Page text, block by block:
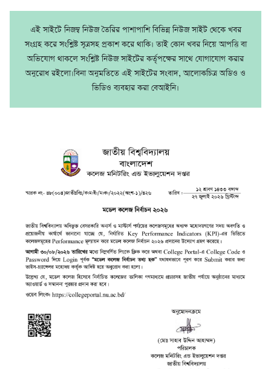
এই সাইটে নিজম্ব নিউজ তৈরির পাশাপাশি বিভিন্ন নিউজ সাইট থেকে খবর
সংগ্রহ করে সংশ্লিষ্ট সূত্রসহ প্রকাশ করে থাকি। তাই কোন খবর নিয়ে আপত্তি বা
অভিযোগ থাকলে সংশ্লিষ্ট নিউজ সাইটের কর্তৃপক্ষের সাথে যোগাযোগ করার
অনুরোধ রইলো।বিনা অনুমতিতে এই সাইটের সংবাদ, আলোকচিত্র অডিও ও
ভিডিও ব্যবহার করা বেআইনি।